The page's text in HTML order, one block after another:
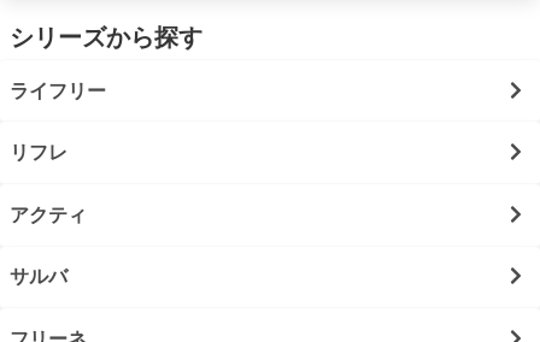
シリーズから探す
ライフリー
リフレ
アクティ
サルバ